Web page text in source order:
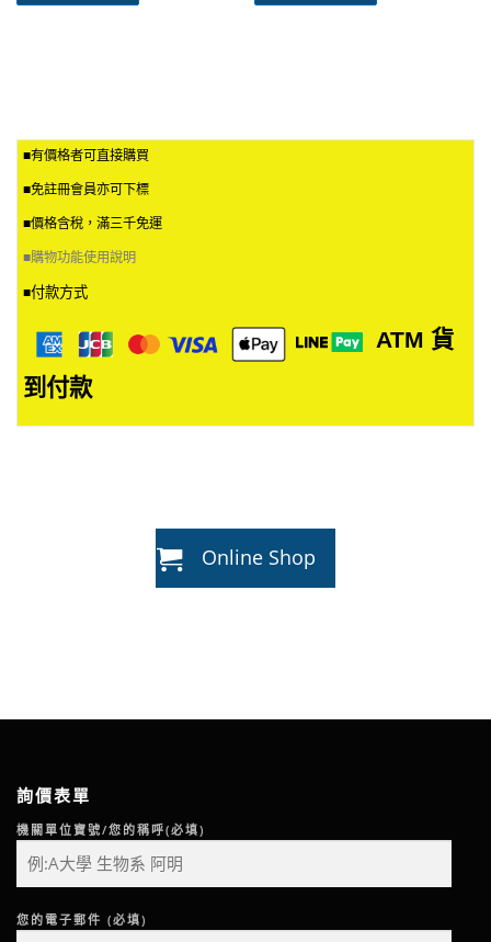
■有價格者可直接購買
■免註冊會員亦可下標
■價格含稅，滿三千免運
■購物功能使用說明
■付款方式
ATM 貨
到付款
Online Shop
詢價表單
機關單位寶號/您的稱呼(必填)
您的電子郵件 (必填)